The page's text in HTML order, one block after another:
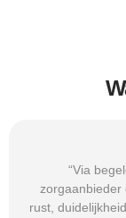
“Via
zorgaanbieder
rust,